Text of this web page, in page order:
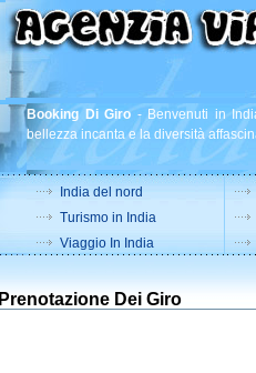
Booking Di Giro- Benvenuti in
bellezza incanta e la diversità
India del nord
Turismo in India
Viaggio In India
Prenotazione Dei Giro